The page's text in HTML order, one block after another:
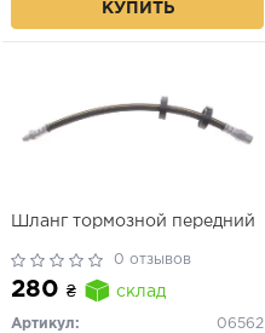
КУПИТЬ
Шланг тормозной передний
0 отзывов
280 ₴ склад
Артикул:
06562